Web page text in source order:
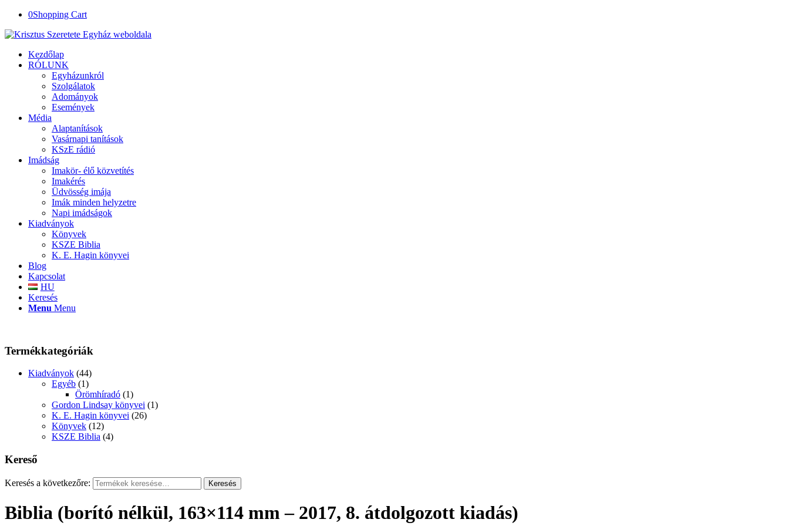
0Shopping Cart
Kezdőlap
RÓLUNK
Egyházunkról
Szolgálatok
Adományok
Események
Média
Alaptanítások
Vasárnapi tanítások
KSzE rádió
Imádság
Imakör- élő közvetítés
Imakérés
Üdvösség imája
Imák minden helyzetre
Napi imádságok
Kiadványok
Könyvek
KSZE Biblia
K. E. Hagin könyvei
Blog
Kapcsolat
HU
Keresés
Menu Menu
Termékkategóriák
Kiadványok (44)
Egyéb (1)
Örömhíradó (1)
Gordon Lindsay könyvei (1)
K. E. Hagin könyvei (26)
Könyvek (12)
KSZE Biblia (4)
Kereső
Keresés a következőre: Keresés
Biblia (borító nélkül, 163×114 mm – 2017, 8. átdolgozott kiadás)